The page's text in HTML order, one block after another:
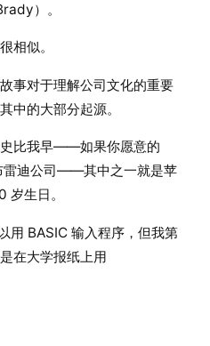
）。
相似。
事对于理解公司文化的重要
中的大部分起源。
比我早——如果你愿意的
雷迪公司——其中之一就是苹
岁生日。
用 BASIC 输入程序，但我第
在大学报纸上用